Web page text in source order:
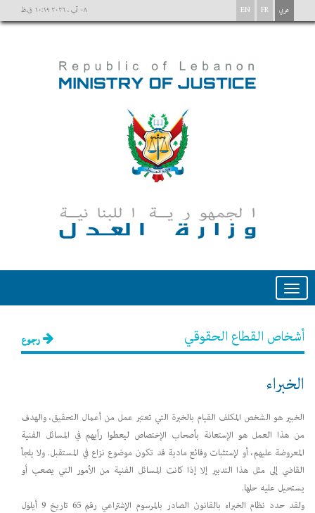
٠٨ آب ، ٢٠٢٦ ١٠:١٩ ق.ظ EN FR عربي
Toggle
أشخاص القطاع الحقوقي رجوع
الخبراء
الخبير هو الشخص المكلف القيام بالخبرة التي تعتبر عمل من أعمال التحقيق، والهدف
من هذا العمل هو الإستعانة بأصحاب الإختصاص ليعطوا رأيهم في المسائل الفنية
المعروضة عليهم، أو لإستثبات وقائع مادية قد تكون موضوع نزاع في المستقبل. ولا يلجأ
القاضي إلى مثل هذا التدبير إلا إذا كانت المسائل الفنية من الأمور التي يصعب أو
يستحيل عليه حلها.
ولقد حدد نظام الخبراء بالقانون الصادر بالمرسوم الإشتراعي رقم 65 تاريخ 9 أيلول